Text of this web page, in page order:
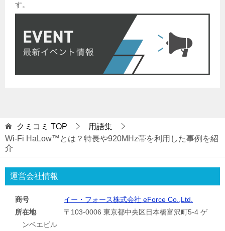
す。
クミコミ TOP
用語集
Wi-Fi HaLow™とは？特長や920MHz帯を利用した事例を紹
介
運営会社情報
商号
イー・フォース株式会社 eForce Co.,Ltd.
所在地
〒103-0006 東京都中央区日本橋富沢町5-4 ゲ
ンベエビル